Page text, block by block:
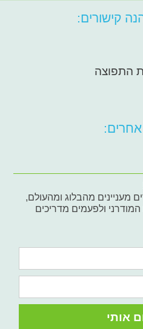
קישורים:
התפוצה
מעניינים מהבלוג ומהעולם,
ולפעמים מדריכים